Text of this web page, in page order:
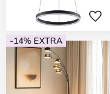
-14% EXTRA